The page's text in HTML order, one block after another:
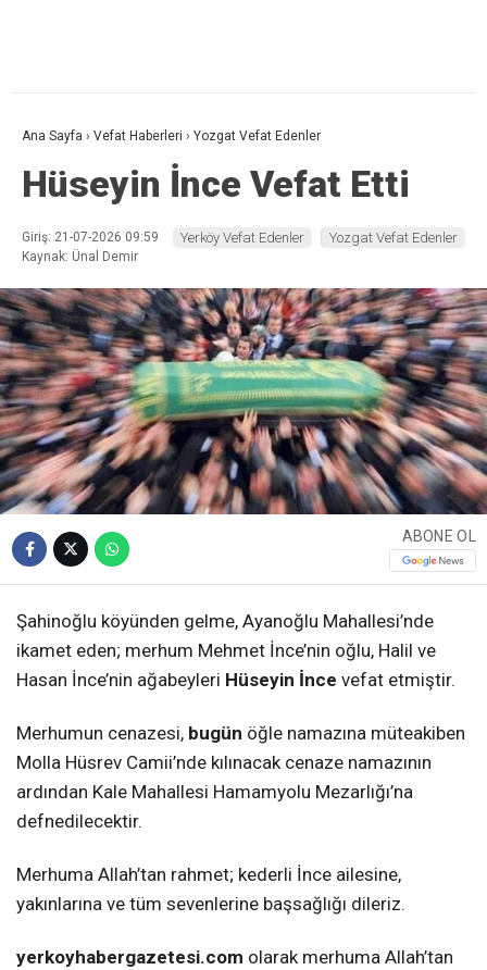
Ana Sayfa › Vefat Haberleri › Yozgat Vefat Edenler
Hüseyin İnce Vefat Etti
Giriş: 21-07-2026 09:59
Kaynak: Ünal Demir
Yerköy Vefat Edenler Yozgat Vefat Edenler
ABONE OL
Şahinoğlu köyünden gelme, Ayanoğlu Mahallesi’nde
ikamet eden; merhum Mehmet İnce’nin oğlu, Halil ve
Hasan İnce’nin ağabeyleri Hüseyin İnce vefat etmiştir.
Merhumun cenazesi, bugün öğle namazına müteakiben
Molla Hüsrev Camii’nde kılınacak cenaze namazının
ardından Kale Mahallesi Hamamyolu Mezarlığı’na
defnedilecektir.
Merhuma Allah’tan rahmet; kederli İnce ailesine,
yakınlarına ve tüm sevenlerine başsağlığı dileriz.
yerkoyhabergazetesi.com olarak merhuma Allah’tan